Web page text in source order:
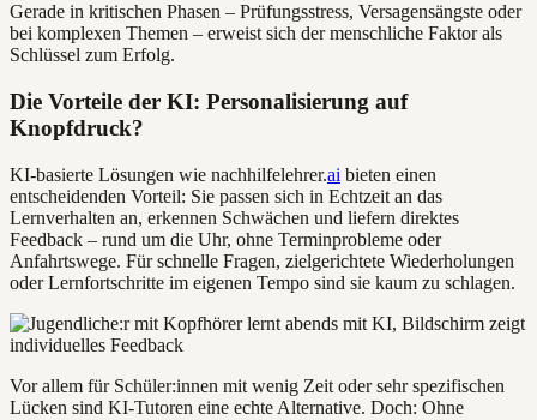
Gerade in kritischen Phasen – Prüfungsstress, Versagensängste oder
bei komplexen Themen – erweist sich der menschliche Faktor als
Schlüssel zum Erfolg.
Die Vorteile der KI: Personalisierung auf
Knopfdruck?
KI-basierte Lösungen wie nachhilfelehrer.ai bieten einen
entscheidenden Vorteil: Sie passen sich in Echtzeit an das
Lernverhalten an, erkennen Schwächen und liefern direktes
Feedback – rund um die Uhr, ohne Terminprobleme oder
Anfahrtswege. Für schnelle Fragen, zielgerichtete Wiederholungen
oder Lernfortschritte im eigenen Tempo sind sie kaum zu schlagen.
Vor allem für Schüler:innen mit wenig Zeit oder sehr spezifischen
Lücken sind KI-Tutoren eine echte Alternative. Doch: Ohne